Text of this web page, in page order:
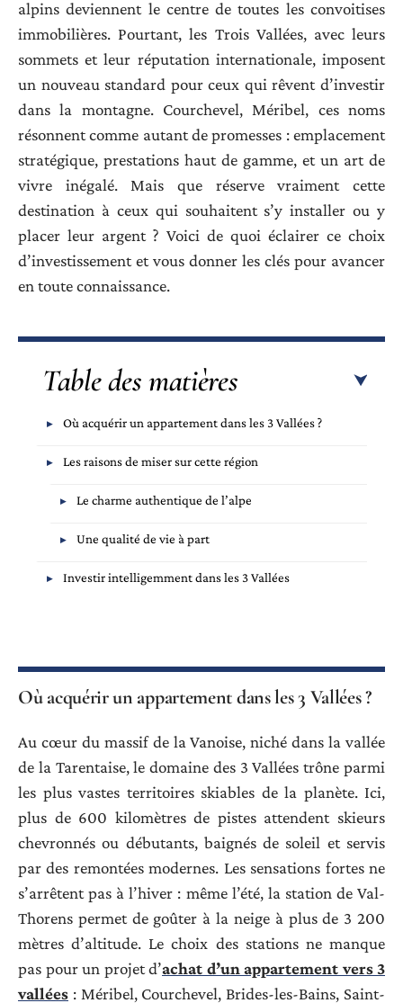
alpins deviennent le centre de toutes les convoitises
immobilières. Pourtant, les Trois Vallées, avec leurs
sommets et leur réputation internationale, imposent
un nouveau standard pour ceux qui rêvent d’investir
dans la montagne. Courchevel, Méribel, ces noms
résonnent comme autant de promesses : emplacement
stratégique, prestations haut de gamme, et un art de
vivre inégalé. Mais que réserve vraiment cette
destination à ceux qui souhaitent s’y installer ou y
placer leur argent ? Voici de quoi éclairer ce choix
d’investissement et vous donner les clés pour avancer
en toute connaissance.
Table des matières
Où acquérir un appartement dans les 3 Vallées ?
Les raisons de miser sur cette région
Le charme authentique de l’alpe
Une qualité de vie à part
Investir intelligemment dans les 3 Vallées
Où acquérir un appartement dans les 3 Vallées ?
Au cœur du massif de la Vanoise, niché dans la vallée
de la Tarentaise, le domaine des 3 Vallées trône parmi
les plus vastes territoires skiables de la planète. Ici,
plus de 600 kilomètres de pistes attendent skieurs
chevronnés ou débutants, baignés de soleil et servis
par des remontées modernes. Les sensations fortes ne
s’arrêtent pas à l’hiver : même l’été, la station de Val-
Thorens permet de goûter à la neige à plus de 3 200
mètres d’altitude. Le choix des stations ne manque
pas pour un projet d’achat d’un appartement vers 3
vallées : Méribel, Courchevel, Brides-les-Bains, Saint-